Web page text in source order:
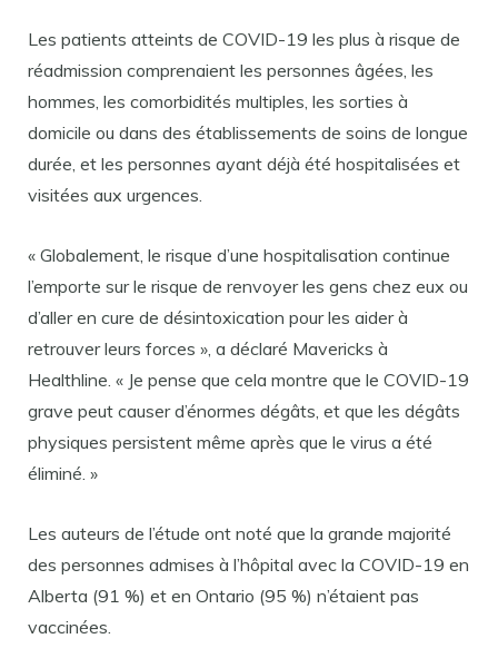
Les patients atteints de COVID-19 les plus à risque de
réadmission comprenaient les personnes âgées, les
hommes, les comorbidités multiples, les sorties à
domicile ou dans des établissements de soins de longue
durée, et les personnes ayant déjà été hospitalisées et
visitées aux urgences.
« Globalement, le risque d’une hospitalisation continue
l’emporte sur le risque de renvoyer les gens chez eux ou
d’aller en cure de désintoxication pour les aider à
retrouver leurs forces », a déclaré Mavericks à
Healthline. « Je pense que cela montre que le COVID-19
grave peut causer d’énormes dégâts, et que les dégâts
physiques persistent même après que le virus a été
éliminé. »
Les auteurs de l’étude ont noté que la grande majorité
des personnes admises à l’hôpital avec la COVID-19 en
Alberta (91 %) et en Ontario (95 %) n’étaient pas
vaccinées.